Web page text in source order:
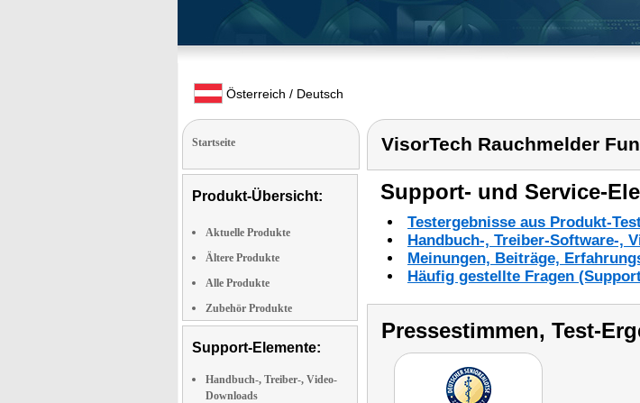
Österreich / Deutsch
Startseite
Produkt-Übersicht:
Aktuelle Produkte
Ältere Produkte
Alle Produkte
Zubehör Produkte
Support-Elemente:
Handbuch-, Treiber-, Video-
Downloads
VisorTech Rauchmelder
Support- und Service-
Testergebnisse aus Produkt-
Handbuch-, Treiber-Software-,
Meinungen, Beiträge,
Häufig gestellte Fragen
Pressestimmen, Test-